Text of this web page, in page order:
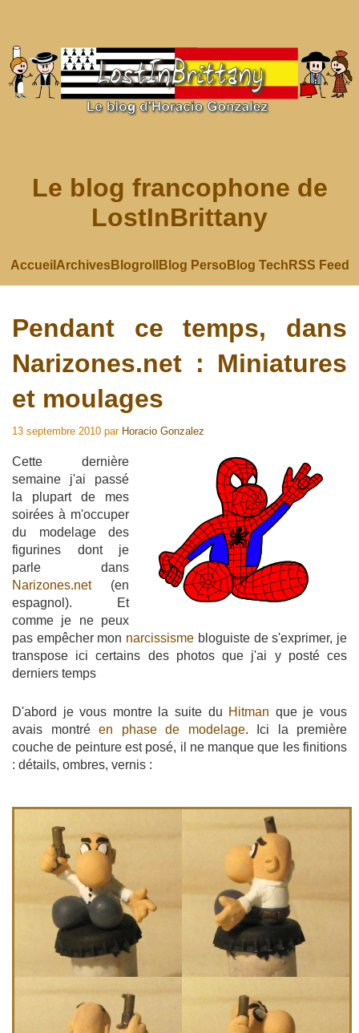
Le blog francophone de
LostInBrittany
Accueil ArchivesBlogroll Blog Perso Blog Tech RSS Feed
Pendant ce temps, dans
Narizones.net : Miniatures
et moulages
13 septembre 2010 par Horacio Gonzalez
Cette dernière
semaine j'ai passé
la plupart de mes
soirées à m'occuper
du modelage des
figurines dont je
parle dans
Narizones.net(en
espagnol). Et
comme je ne peux
pas empêcher mon narcissisme bloguiste de s'exprimer, je
transpose ici certains des photos que j'ai y posté ces
derniers temps
D'abord je vous montre la suite du Hitman que je vous
avais montré en phase de modelage. Ici la première
couche de peinture est posé, il ne manque que les finitions
: détails, ombres, vernis :